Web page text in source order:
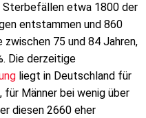
etwa 1800 der
entstammen und 860
75 und 84 Jahren,
Die derzeitige
liegt in Deutschland für
für Männer bei wenig über
diesen 2660 eher